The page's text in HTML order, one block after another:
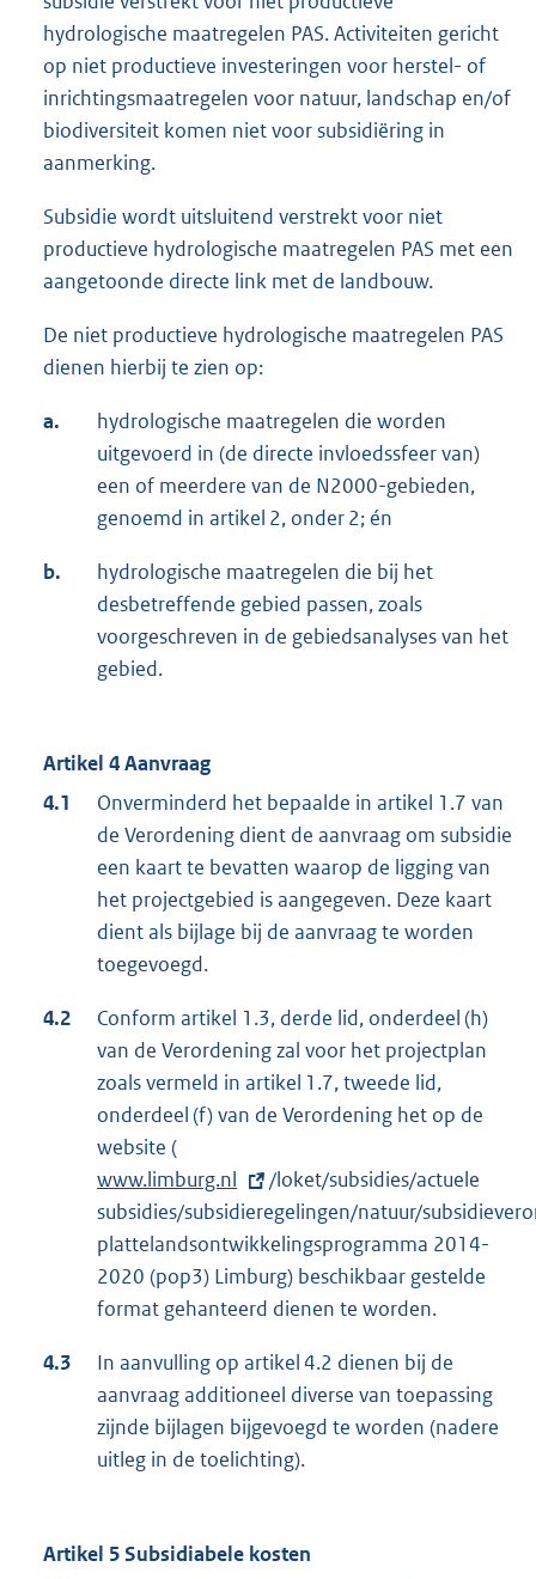
n
k
:
hydrologische maatregelen PAS. Activiteiten gericht
op niet productieve investeringen voor herstel- of
inrichtingsmaatregelen voor natuur, landschap en/of
biodiversiteit komen niet voor subsidiëring in
aanmerking.
Subsidie wordt uitsluitend verstrekt voor niet
productieve hydrologische maatregelen PAS met een
aangetoonde directe link met de landbouw.
De niet productieve hydrologische maatregelen PAS
dienen hierbij te zien op:
a.
hydrologische maatregelen die worden
uitgevoerd in (de directe invloedssfeer van)
een of meerdere van de N2000-gebieden,
genoemd in artikel 2, onder 2; én
b.
hydrologische maatregelen die bij het
desbetreffende gebied passen, zoals
voorgeschreven in de gebiedsanalyses van het
gebied.
Artikel 4 Aanvraag
4.1
Onverminderd het bepaalde in artikel 1.7 van
de Verordening dient de aanvraag om subsidie
een kaart te bevatten waarop de ligging van
het projectgebied is aangegeven. Deze kaart
dient als bijlage bij de aanvraag te worden
toegevoegd.
4.2
Conform artikel 1.3, derde lid, onderdeel (h)
van de Verordening zal voor het projectplan
zoals vermeld in artikel 1.7, tweede lid,
onderdeel (f) van de Verordening het op de
website (
x
t
e
r
n
l
i
n
k
www.limburg.nl
/loket/subsidies/actuele
subsidies/subsidieregelingen/natuur/
plattelandsontwikkelingsprogramma 2014-
2020 (pop3) Limburg) beschikbaar gestelde
format gehanteerd dienen te worden.
4.3
In aanvulling op artikel 4.2 dienen bij de
aanvraag additioneel diverse van toepassing
zijnde bijlagen bijgevoegd te worden (nadere
uitleg in de toelichting).
Artikel 5 Subsidiabele kosten